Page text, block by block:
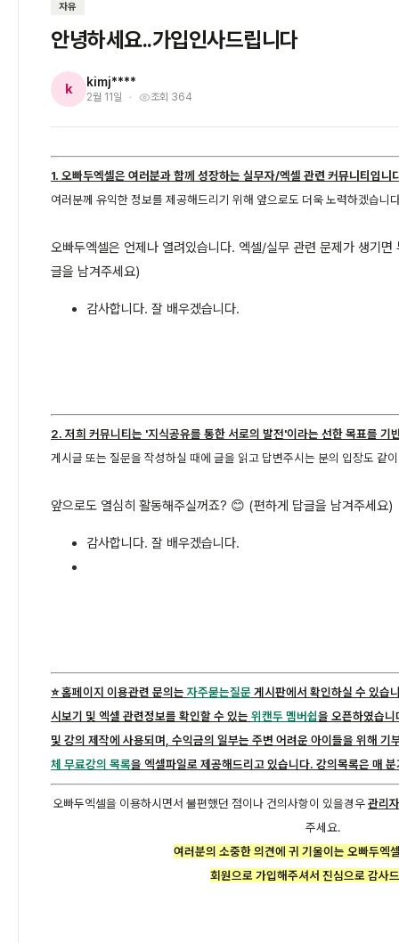
자유
안녕하세요..가입인사드립니다
k kimj****
2월 11일 조회 364
1. 오빠두엑셀은 여러분과 함께 성장하는 실무자/엑셀 관련 커뮤니티입니
여러분께 유익한 정보를 제공해드리기 위해 앞으로도 더욱 노력하겠습니
오빠두엑셀은 언제나 열려있습니다. 엑셀/실무 관련 문제가 생기
글을 남겨주세요)
감사합니다. 잘 배우겠습니다.
2. 저희 커뮤니티는 '지식공유를 통한 서로의 발전'이라는 선한 목표를 기
게시글 또는 질문을 작성하실 때에 글을 읽고 답변주시는 분의 입장도 같
앞으로도 열심히 활동해주실꺼죠? 😊 (편하게 답글을 남겨주세요)
감사합니다. 잘 배우겠습니다.
⭐️ 홈페이지 이용관련 문의는 자주묻는질문 게시판에서 확인하실 수 있습
시보기 및 엑셀 관련정보를 확인할 수 있는 위캔두 멤버쉽을 오픈하였습
및 강의 제작에 사용되며, 수익금의 일부는 주변 어려운 아이들을 위해 기
체 무료강의 목록을 엑셀파일로 제공해드리고 있습니다. 강의목록은 매
오빠두엑셀을 이용하시면서 불편했던 점이나 건의사항이 있을경우관리
주세요.
여러분의 소중한 의견에 귀 기울이는 오빠두엑
회원으로 가입해주셔서 진심으로 감사